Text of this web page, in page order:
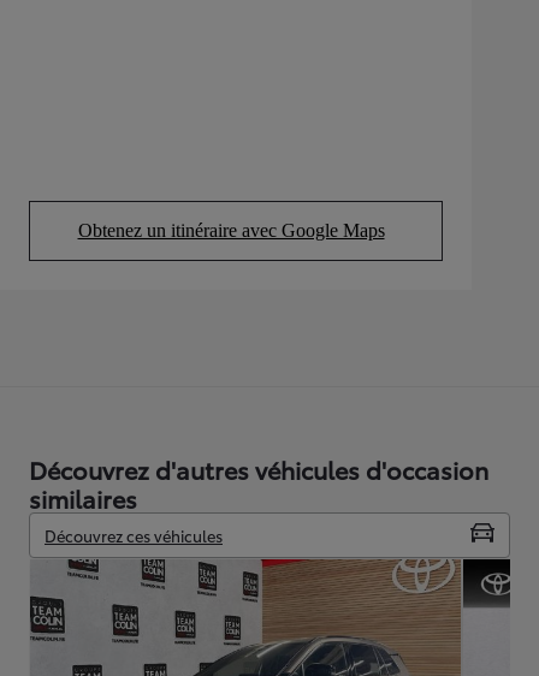
Obtenez un itinéraire avec Google Maps
(Opens in new tab)
Découvrez d'autres véhicules d'occasion
similaires
Découvrez ces véhicules